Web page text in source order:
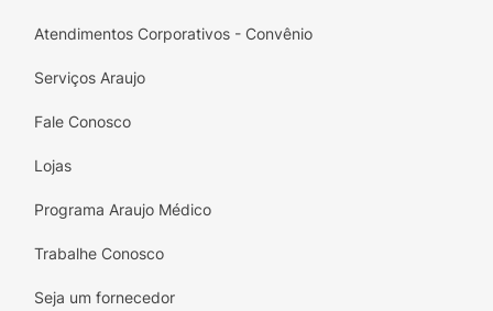
Atendimentos Corporativos - Convênio
Serviços Araujo
Fale Conosco
Lojas
Programa Araujo Médico
Trabalhe Conosco
Seja um fornecedor